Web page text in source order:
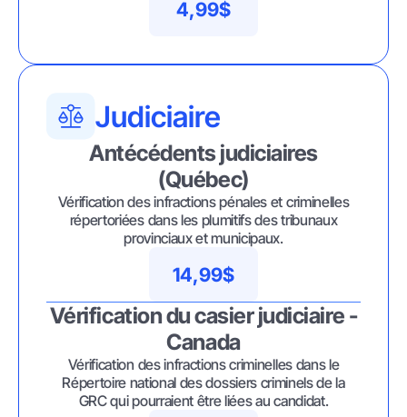
4,99$
Judiciaire
Antécédents judiciaires
(Québec)
Vérification des infractions pénales et criminelles
répertoriées dans les plumitifs des tribunaux
provinciaux et municipaux.
14,99$
Vérification du casier judiciaire -
Canada
Vérification des infractions criminelles dans le
Répertoire national des dossiers criminels de la
GRC qui pourraient être liées au candidat.